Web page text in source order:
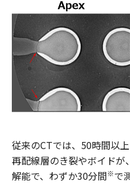
従来のCTでは、50時間以
再配線層のき裂やボイド
解能で、わずか30分間※で